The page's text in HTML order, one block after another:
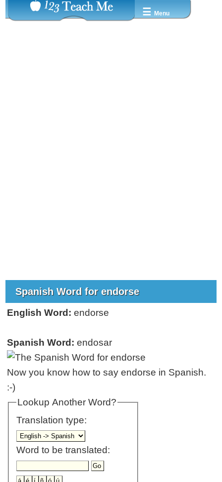
☰ Menu
Spanish Word for endorse
English Word: endorse
Spanish Word: endosar
Now you know how to say endorse in Spanish.
:-)
Lookup Another Word?
Translation type:
Word to be translated: